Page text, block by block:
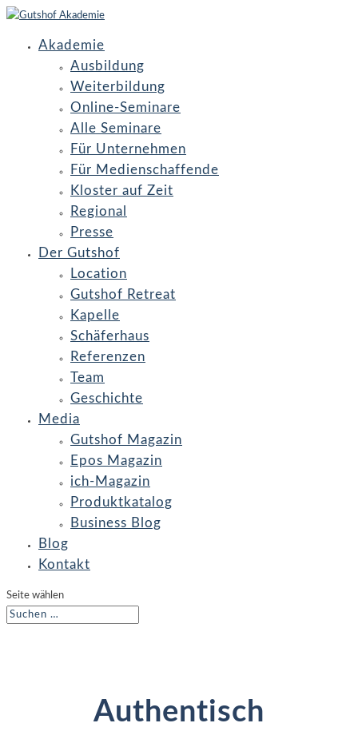
Akademie
Ausbildung
Weiterbildung
Online-Seminare
Alle Seminare
Für Unternehmen
Für Medienschaffende
Kloster auf Zeit
Regional
Presse
Der Gutshof
Location
Gutshof Retreat
Kapelle
Schäferhaus
Referenzen
Team
Geschichte
Media
Gutshof Magazin
Epos Magazin
ich-Magazin
Produktkatalog
Business Blog
Blog
Kontakt
Seite wählen
Authentisch